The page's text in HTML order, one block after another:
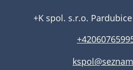
+K spol. s.r.o.